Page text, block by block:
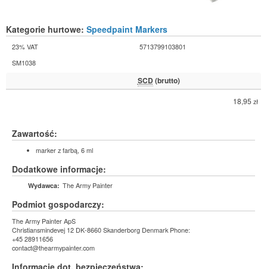
Kategorie hurtowe: Speedpaint Markers
23% VAT
5713799103801
SM1038
SCD (brutto)
18,95 zł
Zawartość:
marker z farbą, 6 ml
Dodatkowe informacje:
Wydawca: The Army Painter
Podmiot gospodarczy:
The Army Painter ApS
Christiansmindevej 12 DK-8660 Skanderborg Denmark Phone:
+45 28911656
contact@thearmypainter.com
Informacje dot. bezpieczeństwa: